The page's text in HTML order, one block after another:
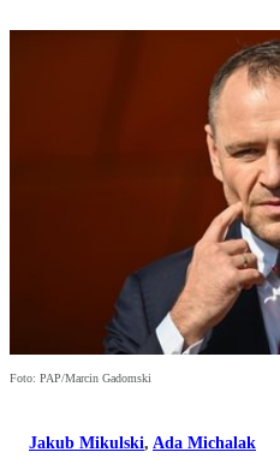
Foto: PAP/Marcin Gadomski
Jakub Mikulski, Ada Michalak